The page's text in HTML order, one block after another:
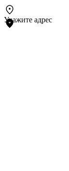
Укажите адрес